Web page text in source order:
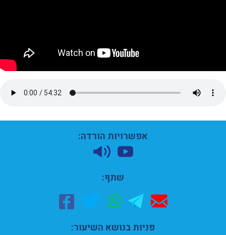
אפשרויות הורדה:
שתף:
פניות בנושא השיעור: